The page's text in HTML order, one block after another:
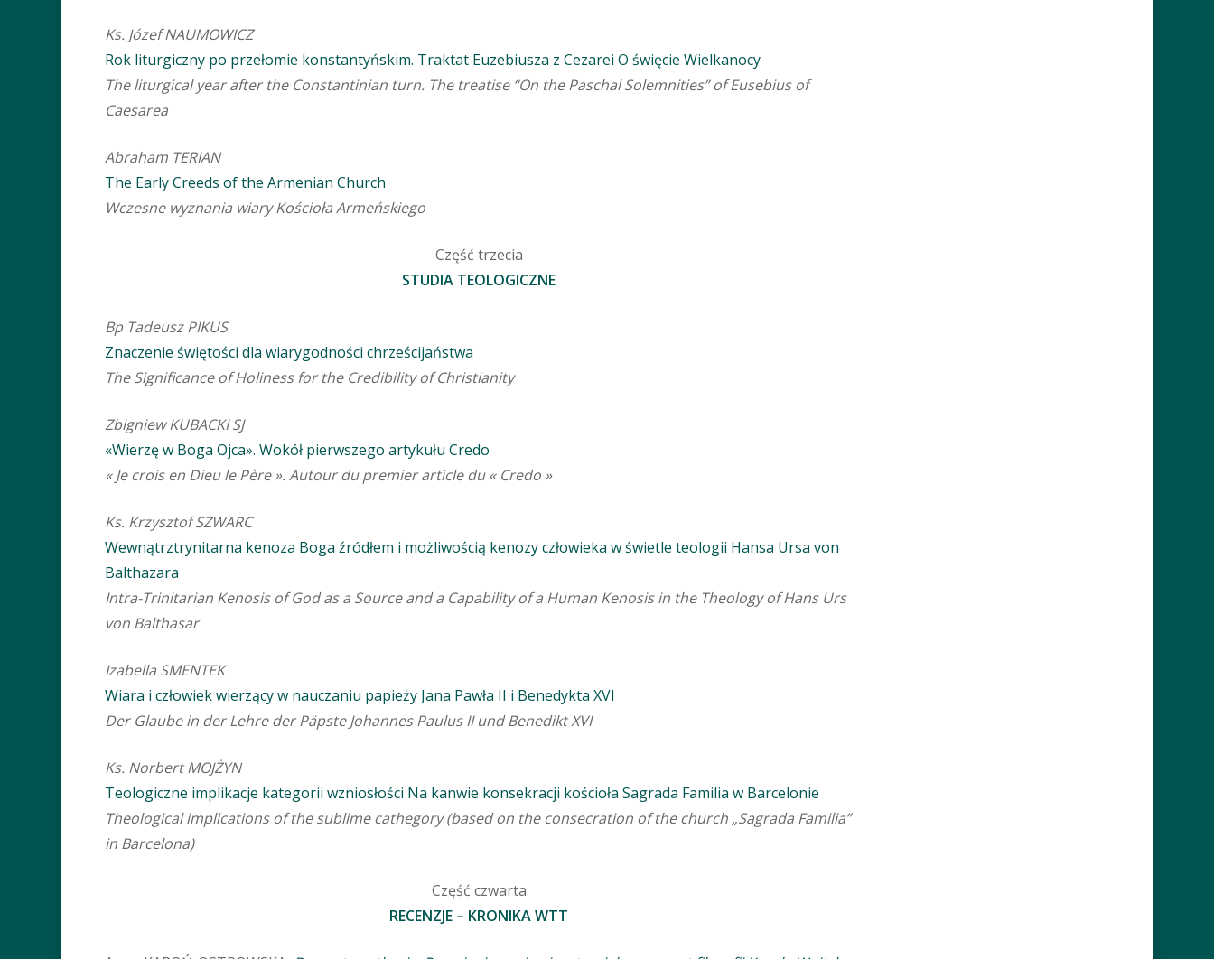
Ks. Józef NAUMOWICZ
Rok liturgiczny po przełomie konstantyńskim. Traktat Euzebiusza z Cezarei O święcie Wielkanocy
The liturgical year after the Constantinian turn. The treatise “On the Paschal Solemnities” of Eusebius of
Caesarea
Abraham TERIAN
The Early Creeds of the Armenian Church
Wczesne wyznania wiary Kościoła Armeńskiego
Część trzecia
STUDIA TEOLOGICZNE
Bp Tadeusz PIKUS
Znaczenie świętości dla wiarygodności chrześcijaństwa
The Significance of Holiness for the Credibility of Christianity
Zbigniew KUBACKI SJ
«Wierzę w Boga Ojca». Wokół pierwszego artykułu Credo
« Je crois en Dieu le Père ». Autour du premier article du « Credo »
Ks. Krzysztof SZWARC
Wewnątrztrynitarna kenoza Boga źródłem i możliwością kenozy człowieka w świetle teologii Hansa Ursa von
Balthazara
Intra-Trinitarian Kenosis of God as a Source and a Capability of a Human Kenosis in the Theology of Hans Urs
von Balthasar
Izabella SMENTEK
Wiara i człowiek wierzący w nauczaniu papieży Jana Pawła II i Benedykta XVI
Der Glaube in der Lehre der Päpste Johannes Paulus II und Benedikt XVI
Ks. Norbert MOJŻYN
Teologiczne implikacje kategorii wzniosłości Na kanwie konsekracji kościoła Sagrada Familia w Barcelonie
Theological implications of the sublime cathegory (based on the consecration of the church „Sagrada Familia”
in Barcelona)
Część czwarta
RECENZJE – KRONIKA WTT